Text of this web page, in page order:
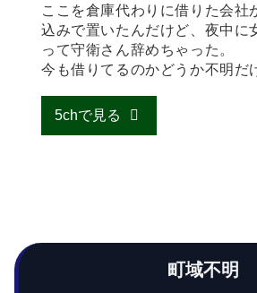
ここを倉庫代わりに借りた会社
込みで置いたんだけど、夜中に
って守衛さん辞めちゃった。
今も借りてるのかどうか不明だ
5chで見る
町域不明